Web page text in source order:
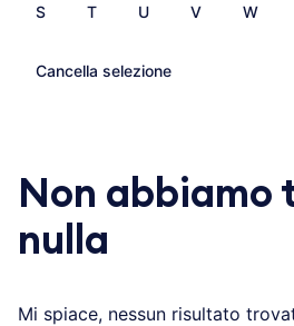
S T U V W
Cancella selezione
Non abbiamo
nulla
Mi spiace, nessun risultato